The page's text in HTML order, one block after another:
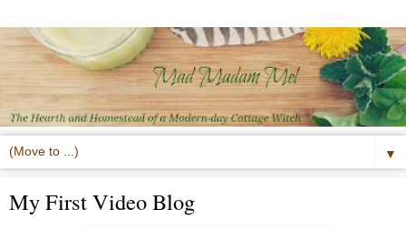
▼
My First Video Blog